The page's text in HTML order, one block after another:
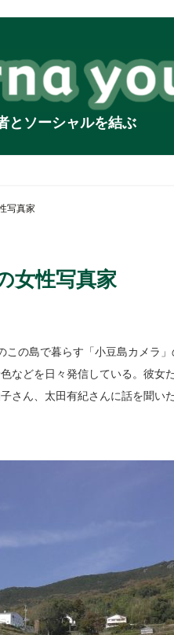
とソーシャルを結ぶ
写真家
女性写真家
の島で暮らす「小豆島カメラ
などを日々発信している。彼女
さん、太田有紀さんに話を聞い